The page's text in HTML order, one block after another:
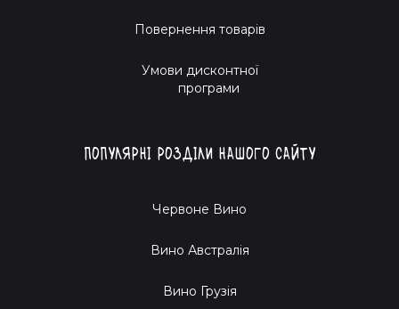
Повернення товарів
Умови дисконтної
програми
Популярні розділи нашого сайту
Червоне Вино
Вино Австралія
Вино Грузія